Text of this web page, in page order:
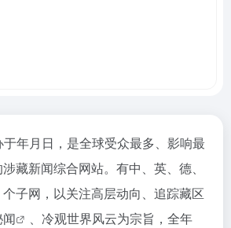
于年月日，是全球受众最多、影响最
藏新闻综合网站。有中、英、德、
子网，以关注高层动向、追踪藏区
、冷观世界风云为宗旨，全年